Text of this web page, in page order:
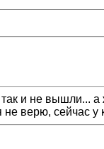
так и не вышли... а
не верю, сейчас